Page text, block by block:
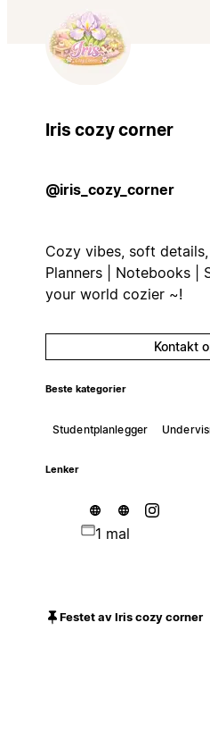
Iris cozy corner
@iris_cozy_corner
Cozy vibes, soft
Planners | Notebooks |
your world cozier ~!
Kontakt
Beste kategorier
Studentplanlegger
Lenker
1 mal
Festet av Iris cozy corner